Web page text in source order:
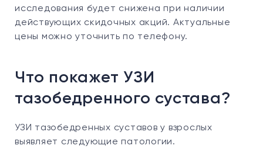
исследования будет снижена при наличии
действующих скидочных акций. Актуальные
цены можно уточнить по телефону.
Что покажет УЗИ
тазобедренного сустава?
УЗИ тазобедренных суставов у взрослых
выявляет следующие патологии.